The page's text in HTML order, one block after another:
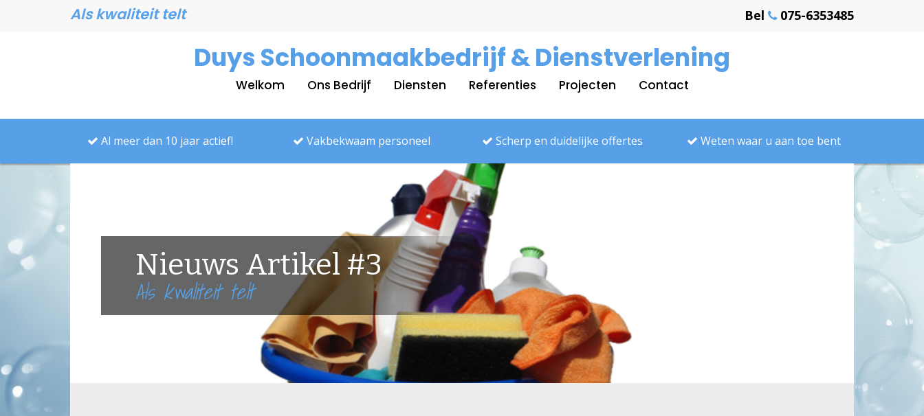
Als kwaliteit telt Bel 075-6353485
Duys Schoonmaakbedrijf & Dienstverlening
Welkom Ons Bedrijf Diensten Referenties Projecten Contact
Al meer dan 10 jaar actief! Vakbekwaam personeel Scherp en duidelijke offertes Weten waar u aan toe bent
Nieuws Artikel #3
Als kwaliteit telt